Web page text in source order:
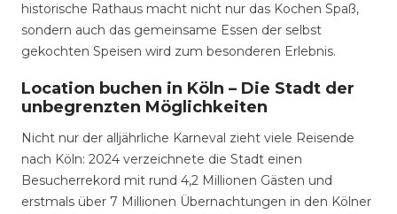
historische Rathaus macht nicht nur das Kochen Spaß,
sondern auch das gemeinsame Essen der selbst
gekochten Speisen wird zum besonderen Erlebnis.
Location buchen in Köln – Die Stadt der
unbegrenzten Möglichkeiten
Nicht nur der alljährliche Karneval zieht viele Reisende
nach Köln: 2024 verzeichnete die Stadt einen
Besucherrekord mit rund 4,2 Millionen Gästen und
erstmals über 7 Millionen Übernachtungen in den Kölner